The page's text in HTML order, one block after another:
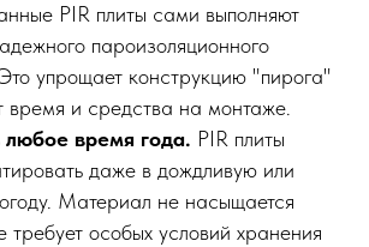
PIR плиты сами выполняют
пароизоляционного
упрощает конструкцию "пирога"
время и средства на монтаже.
время года. PIR плиты
даже в дождливую или
Материал не насыщается
требует особых условий хранения